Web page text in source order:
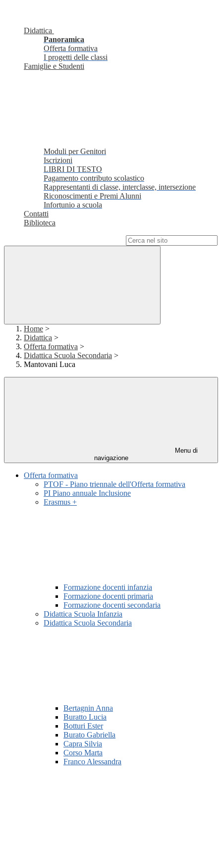
Didattica
Panoramica
Offerta formativa
I progetti delle classi
Famiglie e Studenti
Moduli per Genitori
Iscrizioni
LIBRI DI TESTO
Pagamento contributo scolastico
Rappresentanti di classe, interclasse, intersezione
Riconoscimenti e Premi Alunni
Infortunio a scuola
Contatti
Biblioteca
Home >
Didattica >
Offerta formativa >
Didattica Scuola Secondaria >
Mantovani Luca
Menu di
navigazione
Offerta formativa
PTOF - Piano triennale dell'Offerta formativa
PI Piano annuale Inclusione
Erasmus +
Formazione docenti infanzia
Formazione docenti primaria
Formazione docenti secondaria
Didattica Scuola Infanzia
Didattica Scuola Secondaria
Bertagnin Anna
Buratto Lucia
Botturi Ester
Burato Gabriella
Capra Silvia
Corso Marta
Franco Alessandra